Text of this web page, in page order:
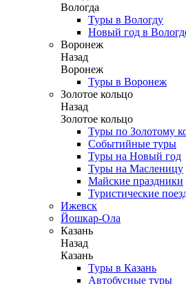
Вологда
Туры в Вологду
Новый год в
Воронеж
Назад
Воронеж
Туры в Воронеж
Золотое кольцо
Назад
Золотое кольцо
Туры по Золотому
Событийные туры
Туры на Новый год
Туры на Масленицу
Майские праздники
Туристические
Ижевск
Йошкар-Ола
Казань
Назад
Казань
Туры в Казань
Автобусные туры